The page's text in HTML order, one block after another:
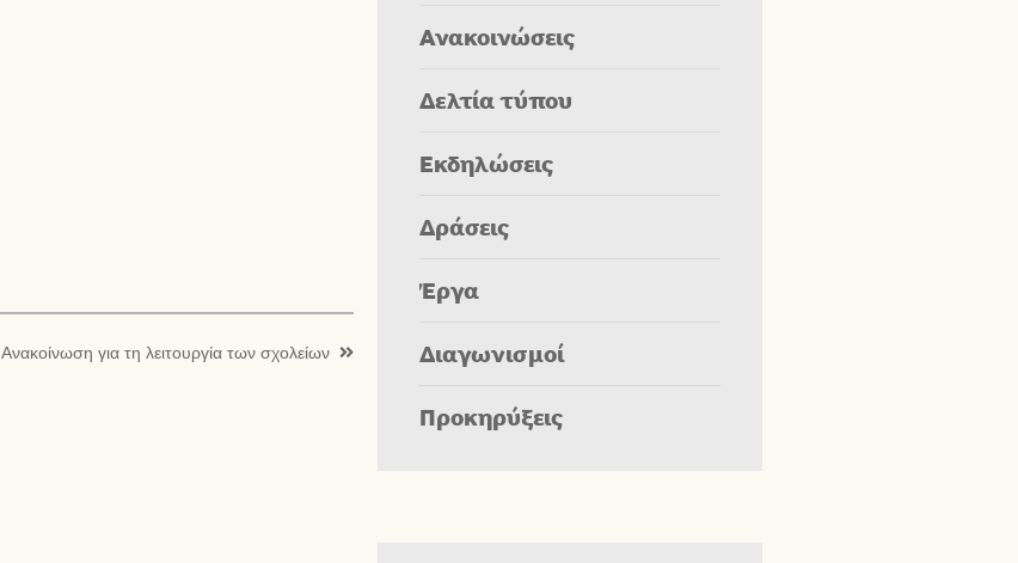
Ανακοίνωση για τη λειτουργία των σχολείων
Ανακοινώσεις
Δελτία τύπου
Εκδηλώσεις
Δράσεις
Έργα
Διαγωνισμοί
Προκηρύξεις